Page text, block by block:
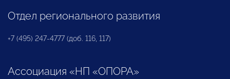
Отдел регионального развития
+7 (495) 247-4777 (доб. 116, 117)
Ассоциация «НП «ОПОРА»